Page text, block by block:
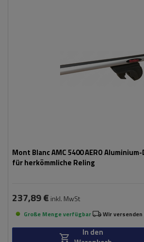
Mont Blanc AMC 5400 AERO
für herkömmliche Reling
237,89 € inkl. MwSt
Große Menge verfügbar Wir
In den